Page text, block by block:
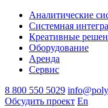
Аналитические
Системная
Креативные
Оборудование
Аренда
Сервис
8 800 550 5029
Обсудить проект En